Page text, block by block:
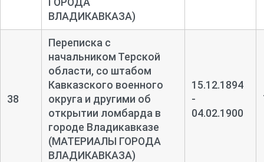
ВЛАДИКАВКАЗА)
38
Переписка с
начальником Терской
области, со штабом
Кавказского военного
округа и другими об
открытии ломбарда в
городе Владикавказе
(МАТЕРИАЛЫ ГОРОДА
ВЛАДИКАВКАЗА)
15.12.1894
-
04.02.1900